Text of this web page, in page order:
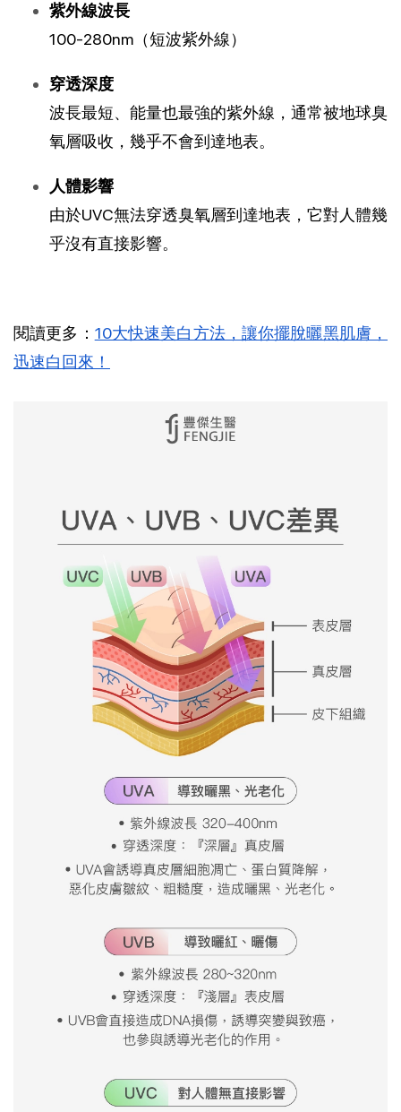
紫外線波長
100-280nm（短波紫外線）
穿透深度
波長最短、能量也最強的紫外線，通常被地球臭
氧層吸收，幾乎不會到達地表。
人體影響
由於UVC無法穿透臭氧層到達地表，它對人體幾
乎沒有直接影響。
閱讀更多： 10大快速美白方法，讓你擺脫曬黑肌膚，
迅速白回來！